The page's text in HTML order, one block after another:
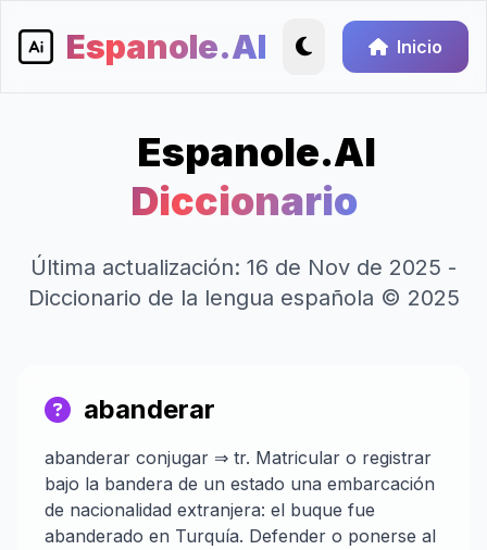
Espanole.AI Inicio
Espanole.AI
Diccionario
Última actualización: 16 de Nov de 2025 -
Diccionario de la lengua española © 2025
abanderar
abanderar conjugar ⇒ tr. Matricular o registrar
bajo la bandera de un estado una embarcación
de nacionalidad extranjera: el buque fue
abanderado en Turquía. Defender o ponerse al